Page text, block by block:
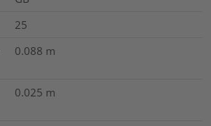
25
0.088 m
0.025 m